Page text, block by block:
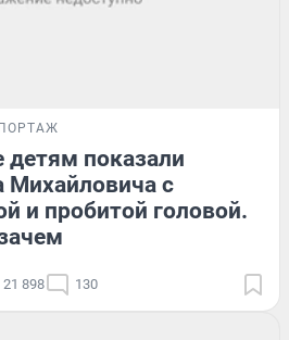
детям показали
Михайловича с
и пробитой головой.
21 898 130